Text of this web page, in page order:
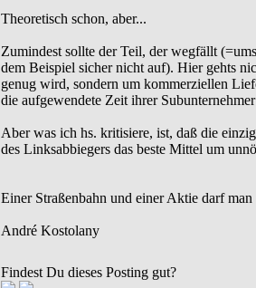
Theoretisch schon, aber...
Zumindest sollte der Teil, der wegfällt
dem Beispiel sicher nicht auf). Hier gehts
genug wird, sondern um kommerziellen
die aufgewendete Zeit ihrer
Aber was ich hs. kritisiere, ist, daß die
des Linksabbiegers das beste Mittel um
Einer Straßenbahn und einer Aktie darf
André Kostolany
Findest Du dieses Posting gut?